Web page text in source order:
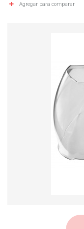
Agregar para comparar